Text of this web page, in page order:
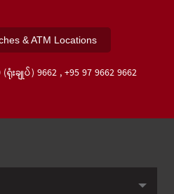
& ATM Locations
ရုံးချုပ်) 9662 , +95 97 9662 9662